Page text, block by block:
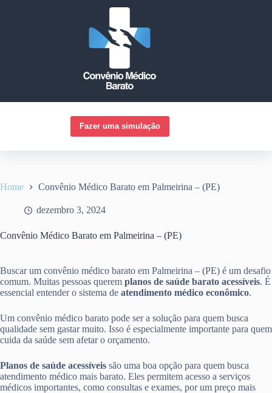
Fazer uma simulação
Home Convênio Médico Barato em Palmeirina – (PE)
dezembro 3, 2024
Convênio Médico Barato em Palmeirina – (PE)
Buscar um convênio médico barato em Palmeirina – (PE) é um desafio
comum. Muitas pessoas querem planos de saúde barato acessíveis. É
essencial entender o sistema de atendimento médico econômico.
Um convênio médico barato pode ser a solução para quem busca
qualidade sem gastar muito. Isso é especialmente importante para quem
cuida da saúde sem afetar o orçamento.
Planos de saúde acessíveis são uma boa opção para quem busca
atendimento médico mais barato. Eles permitem acesso a serviços
médicos importantes, como consultas e exames, por um preço mais